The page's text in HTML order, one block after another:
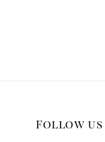
Follow us